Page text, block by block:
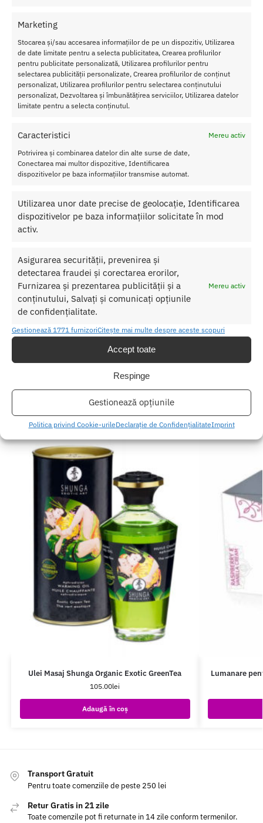
Marketing
Stocarea și/sau accesarea informațiilor de pe un dispozitiv, Utilizarea
de date limitate pentru a selecta publicitatea, Crearea profilurilor
pentru publicitate personalizată, Utilizarea profilurilor pentru
selectarea publicității personalizate, Crearea profilurilor de conținut
personalizat, Utilizarea profilurilor pentru selectarea conținutului
personalizat, Dezvoltarea și îmbunătățirea serviciilor, Utilizarea datelor
limitate pentru a selecta conținutul.
Caracteristici
Mereu activ
Potrivirea și combinarea datelor din alte surse de date,
Conectarea mai multor dispozitive, Identificarea
dispozitivelor pe baza informațiilor transmise automat.
Utilizarea unor date precise de geolocație, Identificarea
dispozitivelor pe baza informațiilor solicitate în mod
activ.
Asigurarea securității, prevenirea și
detectarea fraudei și corectarea erorilor,
Furnizarea și prezentarea publicității și a
conținutului, Salvați și comunicați opțiunile
de confidențialitate.
Mereu activ
Gestionează 1771 furnizoriCitește mai multe despre aceste scopuri
Accept toate
Respinge
Gestionează opțiunile
Politica privind Cookie-urileDeclarație de ConfidențialitateImprint
Mod de utilizare
Pentru masaj erotic, incalziti uleiul in palme si masati delicat
intreg corpul partenerului.
Pentru hidratare zilnica, masati usor pielea dupa ce ati iesit din
dus.
apa care curge in cada.
Cantitate:75 ml
Aroma: Vanilie
Comestibil
Ingrijeste pielea
*Testati sensibilitatea pielii inainte de utilizare, aplicand o mica
cantitate pe partea interioara a antebratului.
*Depozitati produsul intr-un loc racoros, uscat si intunecat.
*Incetati imediat utilizarea in caz de reactie alergica.
*A nu se lasa la indemana copiilor.
4042342004793
Categorii: ULEI MASAJ EROTIC,Ulei masaj cu arome
Ulei de Masaj,Ulei de Masaj Comestibil
Produse similare
Ulei Masaj Shunga Organic Exotic GreenTea
105.00lei
Adaugă în coș
Lumanare
Transport Gratuit
Pentru toate comenziile de peste 250 lei
Retur Gratis in 21 zile
Toate comenzile pot fi returnate in 14 zile conform termenilor.